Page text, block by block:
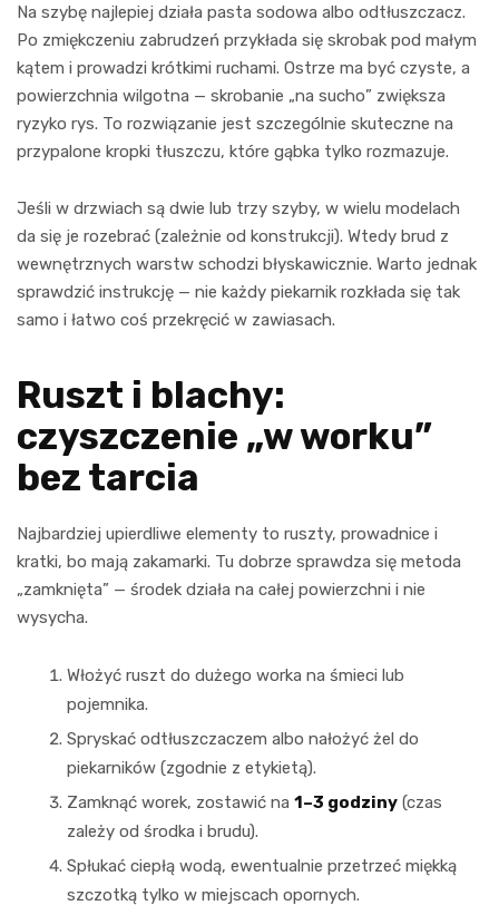
Na szybę najlepiej działa pasta sodowa albo odtłuszczacz.
Po zmiękczeniu zabrudzeń przykłada się skrobak pod małym
kątem i prowadzi krótkimi ruchami. Ostrze ma być czyste, a
powierzchnia wilgotna — skrobanie „na sucho” zwiększa
ryzyko rys. To rozwiązanie jest szczególnie skuteczne na
przypalone kropki tłuszczu, które gąbka tylko rozmazuje.
Jeśli w drzwiach są dwie lub trzy szyby, w wielu modelach
da się je rozebrać (zależnie od konstrukcji). Wtedy brud z
wewnętrznych warstw schodzi błyskawicznie. Warto jednak
sprawdzić instrukcję — nie każdy piekarnik rozkłada się tak
samo i łatwo coś przekręcić w zawiasach.
Ruszt i blachy:
czyszczenie „w worku”
bez tarcia
Najbardziej upierdliwe elementy to ruszty, prowadnice i
kratki, bo mają zakamarki. Tu dobrze sprawdza się metoda
„zamknięta” — środek działa na całej powierzchni i nie
wysycha.
Włożyć ruszt do dużego worka na śmieci lub
pojemnika.
Spryskać odtłuszczaczem albo nałożyć żel do
piekarników (zgodnie z etykietą).
Zamknąć worek, zostawić na 1–3 godziny (czas
zależy od środka i brudu).
Spłukać ciepłą wodą, ewentualnie przetrzeć miękką
szczotką tylko w miejscach opornych.